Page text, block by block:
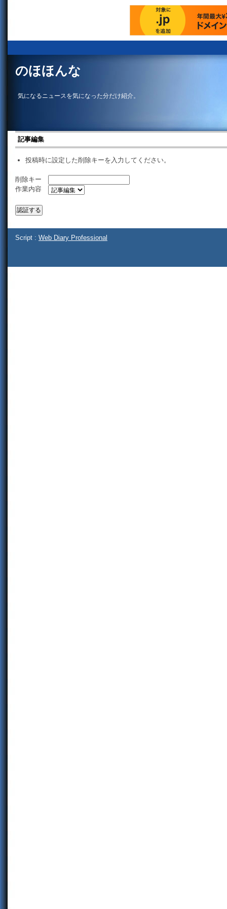
のほほんな
気になるニュースを気になった分だけ紹介。
記事編集
投稿時に設定した削除キーを入力してください。
削除キー
作業内容
Script : Web Diary Professional